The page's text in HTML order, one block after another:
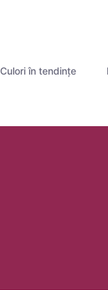
Culori în tendințe